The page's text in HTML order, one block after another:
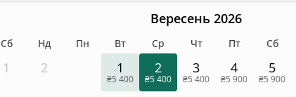
Сб Нд
1 2
Вересень 2026
Пн Вт Ср Чт Пт Сб
1
₴5 400
2
₴5 400
3
₴5 400
4
₴5 900
5
₴5 900